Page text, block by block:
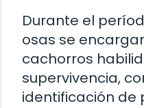
Durante el
osas se
cachorros
supervivencia,
identificación de